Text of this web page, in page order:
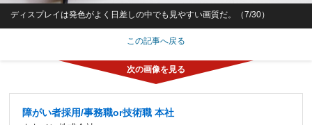
ディスプレイは発色がよく日差しの中でも見やすい画質だ。（7/30）
この記事へ戻る
障がい者採用/事務職or技術職 本社